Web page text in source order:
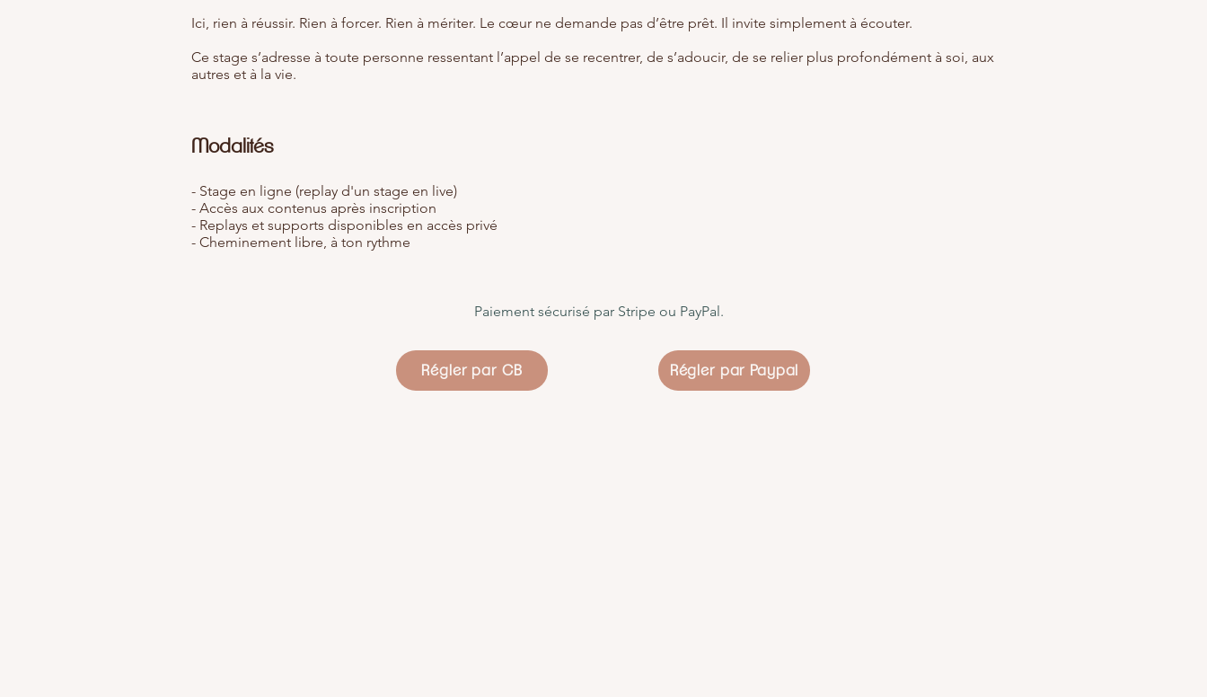
Ici, rien à réussir. Rien à forcer. Rien à mériter. Le cœur ne demande pas d’être prêt. Il invite simplement à écouter.
Ce stage s’adresse à toute personne ressentant l’appel de se recentrer, de s’adoucir, de se relier plus profondément à soi, aux
autres et à la vie.
Modalités
- Stage en ligne (replay d'un stage en live)
- Accès aux contenus après inscription
- Replays et supports disponibles en accès privé
- Cheminement libre, à ton rythme
Paiement sécurisé par Stripe ou PayPal.
Régler par CB Régler par Paypal